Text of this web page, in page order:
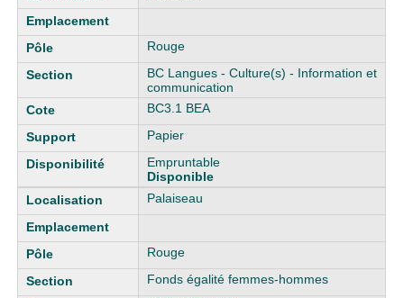
Rouge
BC Langues - Culture(s) - Information et
communication
BC3.1 BEA
Papier
Empruntable
Disponible
Palaiseau
Rouge
Fonds égalité femmes-hommes